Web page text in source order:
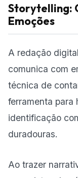
Storytelling:
Emoções
A redação
comunica com
técnica de
ferramenta para
identificação
duradouras.
Ao trazer